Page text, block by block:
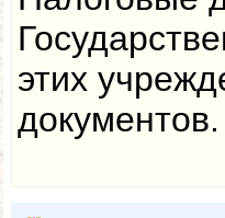
этих
документов.